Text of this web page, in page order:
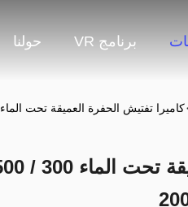
برنامج VR حولنا
كاميرا تفتيش الحفرة العميقة تحت الماء 300 / 500 / 800 / 1000 / 1200 / 1500 / 2000m